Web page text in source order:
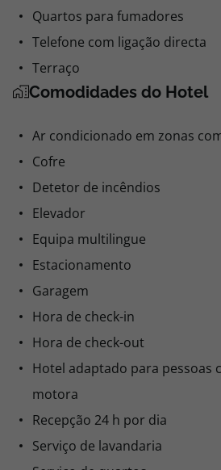
Quartos para fumadores
Telefone com ligação directa
Terraço
Comodidades do Hotel
Ar condicionado em zonas
Cofre
Detetor de incêndios
Elevador
Equipa multilingue
Estacionamento
Garagem
Hora de check-in
Hora de check-out
Hotel adaptado para pessoas
motora
Recepção 24 h por dia
Serviço de lavandaria